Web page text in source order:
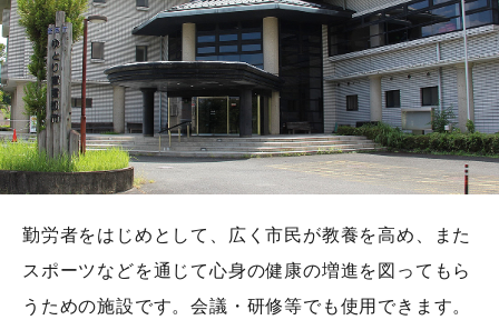
勤労者をはじめとして、広く市民が教養を高め、また
スポーツなどを通じて心身の健康の増進を図ってもら
うための施設です。会議・研修等でも使用できます。